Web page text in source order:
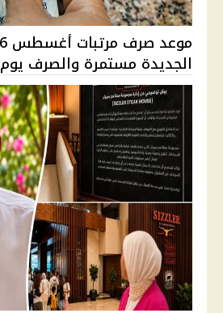
الجديدة مستمرة والصرف يوم 23 والح...